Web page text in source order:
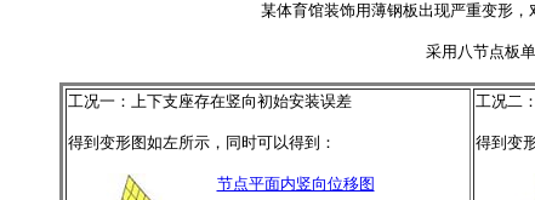
某体育馆装饰用薄钢板出现严重变形
采用八节点板
工况一：上下支座存在竖向初始安装误差
得到变形图如左所示，同时可以得到：
节点平面内竖向位移图
工况二
得到变